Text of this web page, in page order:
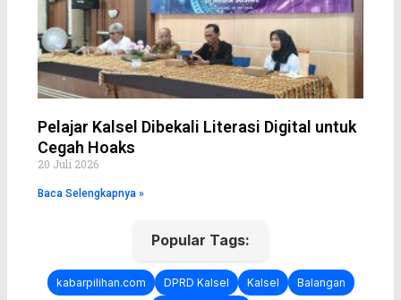
Pelajar Kalsel Dibekali Literasi Digital untuk
Cegah Hoaks
20 Juli 2026
Baca Selengkapnya »
Popular Tags:
kabarpilihan.com DPRD Kalsel Kalsel
Balangan